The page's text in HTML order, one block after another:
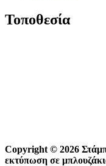
Τοποθεσία
Copyright © 2026
εκτύπωση σε